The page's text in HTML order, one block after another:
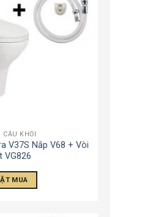
CẦU KHỐI
V37S Nắp V68 + Vòi
VG826
MUA